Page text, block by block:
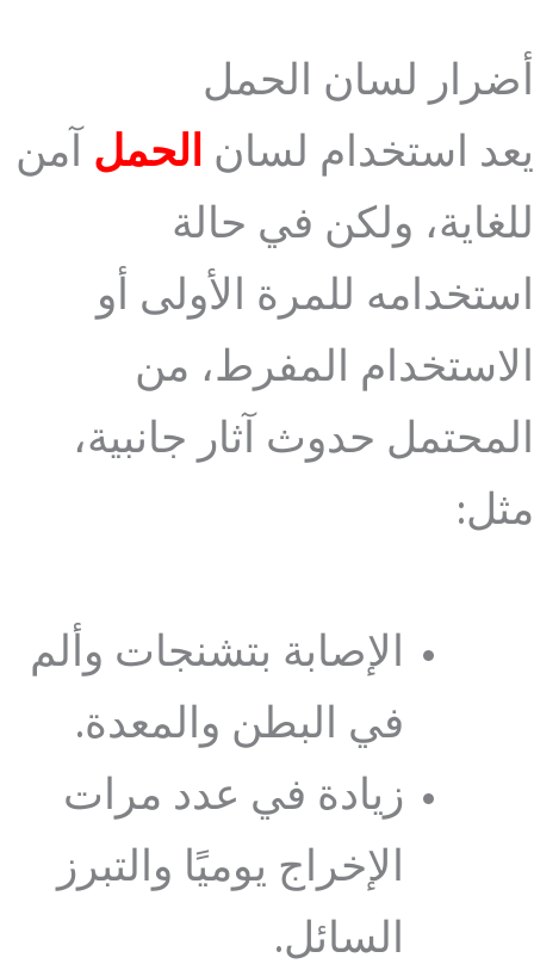
أضرار لسان الحمل
يعد استخدام لسان الحمل آمن
للغاية، ولكن في حالة
استخدامه للمرة الأولى أو
الاستخدام المفرط، من
المحتمل حدوث آثار جانبية،
مثل:
الإصابة بتشنجات وألم
في البطن والمعدة.
زيادة في عدد مرات
الإخراج يوميًا والتبرز
السائل.